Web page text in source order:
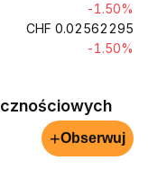
-1.50%
CHF 0.02562295
-1.50%
+Obserwuj